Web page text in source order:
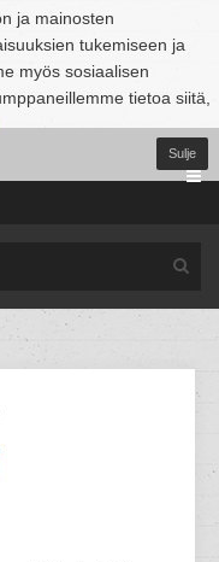
ja mainosten
tukemiseen ja
myös sosiaalisen
tietoa siitä,
Sulje